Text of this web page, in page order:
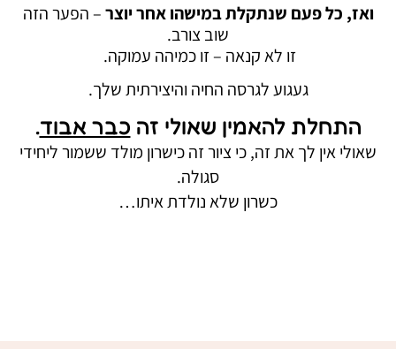
ואז, כל פעם שנתקלת במישהו אחר יוצר– הפער הזה
שוב צורב.
זו לא קנאה – זו כמיהה עמוקה.
געגוע לגרסה החיה והיצירתית שלך.
התחלת להאמין שאולי זה כבר אבוד.
שאולי אין לך את זה, כי ציור זה כישרון מולד ששמור ליחידי
סגולה.
כשרון שלא נולדת איתו…